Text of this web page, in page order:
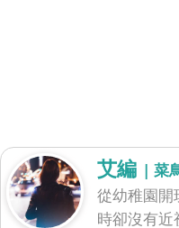
艾編 | 菜
從幼稚園
時卻沒有